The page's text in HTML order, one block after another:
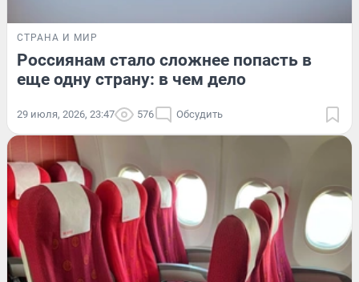
СТРАНА И МИР
Россиянам стало сложнее попасть в
еще одну страну: в чем дело
29 июля, 2026, 23:47 576 Обсудить